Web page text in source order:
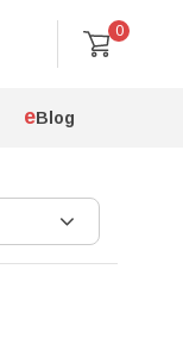
0
eBlog